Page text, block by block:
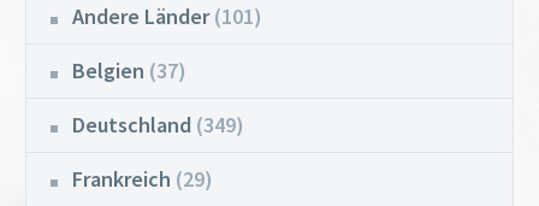
Andere Länder (101)
Belgien (37)
Deutschland (349)
Frankreich (29)